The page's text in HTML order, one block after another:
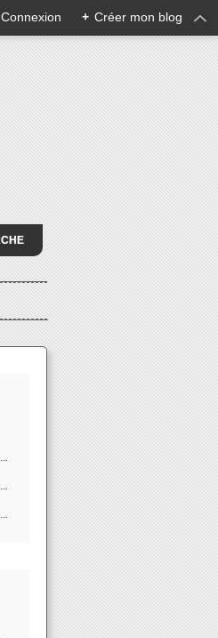
Connexion + Créer mon blog